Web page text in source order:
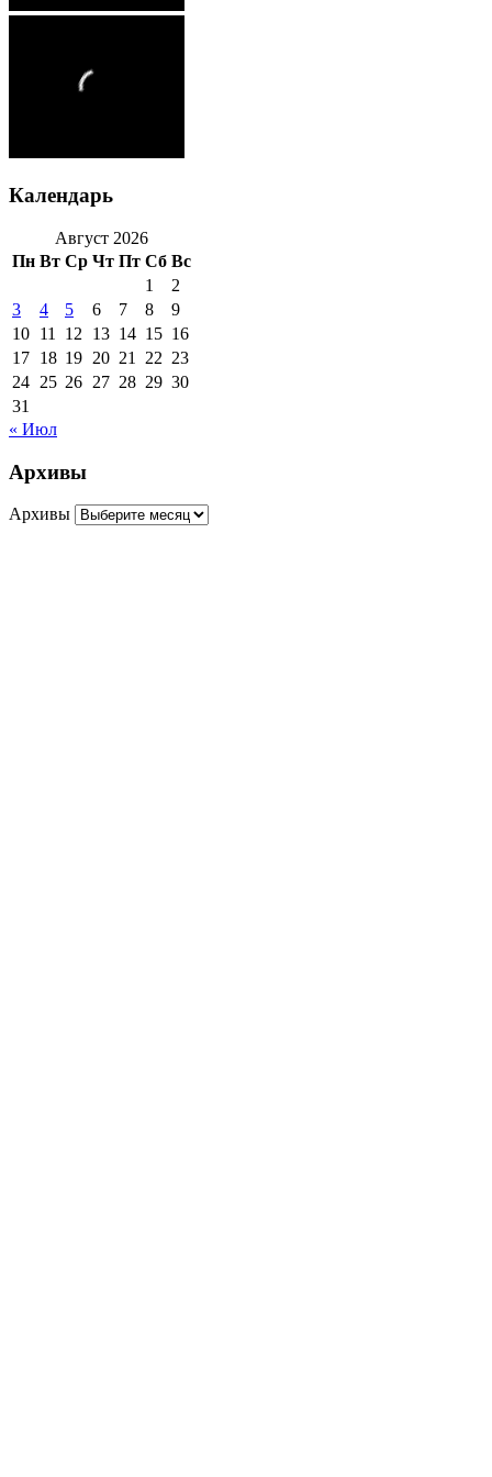
Календарь
Август 2026
Пн Вт Ср Чт Пт Сб Вс
1
2
3
4 5 6 7 8
9
10 11 12 13 14 15 16
17 18 19 20 21 22 23
24 25 26 27 28 29 30
31
« Июл
Архивы
Архивы